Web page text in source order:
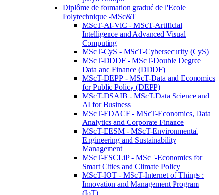
Diplôme de formation gradué de l'Ecole
Polytechnique -MSc&T
MScT-AI-ViC - MScT-Artificial
Intelligence and Advanced Visual
Computing
MScT-CyS - MScT-Cybersecurity (CyS)
MScT-DDDF - MScT-Double Degree
Data and Finance (DDDF)
MScT-DEPP - MScT-Data and Economics
for Public Policy (DEPP)
MScT-DSAIB - MScT-Data Science and
AI for Business
MScT-EDACF - MScT-Economics, Data
Analytics and Corporate Finance
MScT-EESM - MScT-Environmental
Engineering and Sustainability
Management
MScT-ESCLiP - MScT-Economics for
Smart Cities and Climate Policy
MScT-IOT - MScT-Internet of Things :
Innovation and Management Program
(IoT)